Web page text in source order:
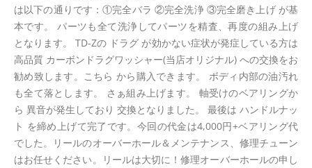
は以下の通りです：①完全バラ ②完全洗浄 ③完全磨き上げ が基
本です。 パーツも全て洗浄してパーツを精査、再度の組み上げ
となります。 TD-Zの ドラグ が効かない症状が発症している方は
高品質 カーボンドラグワッシャー(当店オリジナル) への交換をお
勧め致します。こちら から購入できます。 ボディ内部の油汚れ
も全て落とします。 さぁ組み上げます。 軸受けのベアリングか
ら 異音が発生しており 交換となりました。 最後は ハンドルナッ
ト を締め上げて完了です。今回の代金は4,000円+ベアリング代
でした。リールのオーバーホール＆メンテナンス、修理チューン
はお任せください。リールは大切に！修理オーバーホールの申し